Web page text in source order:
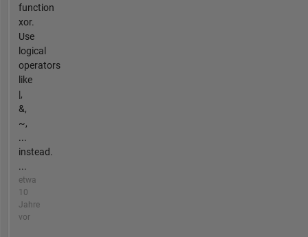
function
xor.
Use
logical
operators
like
|,
&,
~,
...
instead.
...
etwa
10
Jahre
vor